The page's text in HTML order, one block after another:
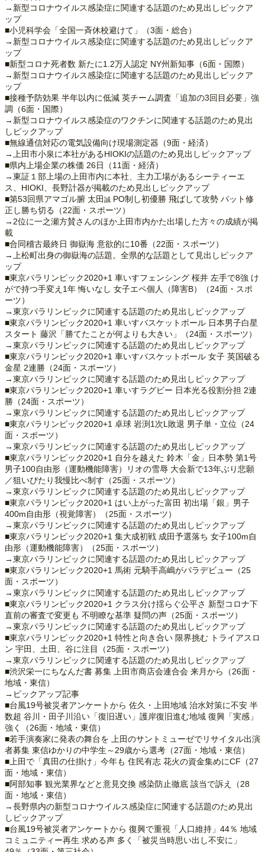
→新型コロナウイルス感染症に関連する話題のため見出しピックア
ップ
■小児科学会「全国一斉休校避けて」（3面・総合）
→新型コロナウイルス感染症に関連する話題のため見出しピックア
ップ
■新型コロナ死者数 新たに1.2万人認定 NY州新知事（6面・国際）
→新型コロナウイルス感染症に関連する話題のため見出しピックア
ップ
■接種予防効果 半年以内に低減 英チーム調査「追加の3回目必要」強
調（6面・国際）
→新型コロナウイルス感染症のワクチンに関連する話題のため見出
しピックアップ
■無線通信対応の電気設備向け現場測定器（9面・経済）
→上田市小泉に本社があるHIOKIの話題のため見出しピックアップ
■県内上場企業の株価 26日（11面・経済）
→東証１部上場の上田市内に本社、主力工場があるシーティーエ
ス、HIOKI、長野計器が掲載のため見出しピックアップ
■第53回県アマゴル腑 太田 誠 PO制し初優勝 飛ばして攻勢 パット修
正し勝ち切る（22面・スポーツ）
→2位に一之瀬方賛さんのほか上田市内かた出場した方々の成績が掲
載
■合同稽古最終日 御嶽海 意欲的に10番（22面・スポーツ）
→上松町出身の御嶽海の話題。全県的な話題として見出しピックア
ップ
■東京パラリンピック2020+1 車いすフェンシング 桜井 左手で8強 け
がで持つ手変え1年 悔いなし 女子エペ個人（障害B）（24面・スポ
ーツ）
→東京パラリンピックに関連する話題のため見出しピックアップ
■東京パラリンピック2020+1 車いすバスケットボール 日本男子白星
スタート 藤沢「勝てたことが何よりも大きい」（24面・スポーツ）
→東京パラリンピックに関連する話題のため見出しピックアップ
■東京パラリンピック2020+1 車いすバスケットボール 女子 英国破る
金星 2連勝（24面・スポーツ）
→東京パラリンピックに関連する話題のため見出しピックアップ
■東京パラリンピック2020+1 車いすラグビー 日本光る役割分担 2連
勝（24面・スポーツ）
→東京パラリンピックに関連する話題のため見出しピックアップ
■東京パラリンピック2020+1 卓球 岩渕1次L敗退 男子単・立位（24
面・スポーツ）
→東京パラリンピックに関連する話題のため見出しピックアップ
■東京パラリンピック2020+1 自分を越えた 鈴木「金」日本勢 第1号
男子100自由形（運動機能障害）リオの雪辱 大会新で13年ぶり悲願
／狙いぴたり我慢比べ制す（25面・スポーツ）
→東京パラリンピックに関連する話題のため見出しピックアップ
■東京パラリンピック2020+1 はい上がった富田 初出場「銀」男子
400m自由形（視覚障害）（25面・スポーツ）
→東京パラリンピックに関連する話題のため見出しピックアップ
■東京パラリンピック2020+1 集大成初戦 成田予選落ち 女子100m自
由形（運動機能障害）（25面・スポーツ）
→東京パラリンピックに関連する話題のため見出しピックアップ
■東京パラリンピック2020+1 馬術 元騎手高嶋がパラデビュー（25
面・スポーツ）
→東京パラリンピックに関連する話題のため見出しピックアップ
■東京パラリンピック2020+1 クラス分け揺らぐ公平さ 新型コロナ下
直前の審査で変更も 不明瞭な基準 疑問の声（25面・スポーツ）
→東京パラリンピックに関連する話題のため見出しピックアップ
■東京パラリンピック2020+1 特性と向き合い 限界挑む トライアスロ
ン 宇田、土田、谷に注目（25面・スポーツ）
→東京パラリンピックに関連する話題のため見出しピックアップ
■渋沢栄一にちなんだ書 募集 上田市商店会連合会 来月から（26面・
地域・東信）
→ピックアップ記事
■台風19号被災者アンケートから 佐久・上田地域 治水対策に不安 半
数超 谷川・田子川沿い「復旧遅い」護岸復旧進む地域 復興「実感」
強く（26面・地域・東信）
■若手演奏家に発表の舞台を 上田のサントミューゼでリサイタル出演
者募集 東信ゆかりの中学生～29歳から選考（27面・地域・東信）
■上田で「真田の仕掛け」今年も 住民有志 花火の資金集めにCF（27
面・地域・東信）
■阿部知事 観光業界などと意見交換 感染防止徹底 該当で訴え（28
面・地域・東信）
→長野県内の新型コロナウイルス感染症に関連する話題のため見出
しピックアップ
■台風19号被災者アンケートから 復興で重視「人口維持」44％ 地域
コミュニティー再生 求める声 多く「被災当時思い出し不安に」